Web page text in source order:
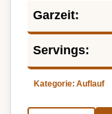
Garzeit:
Servings:
Kategorie: Auflauf